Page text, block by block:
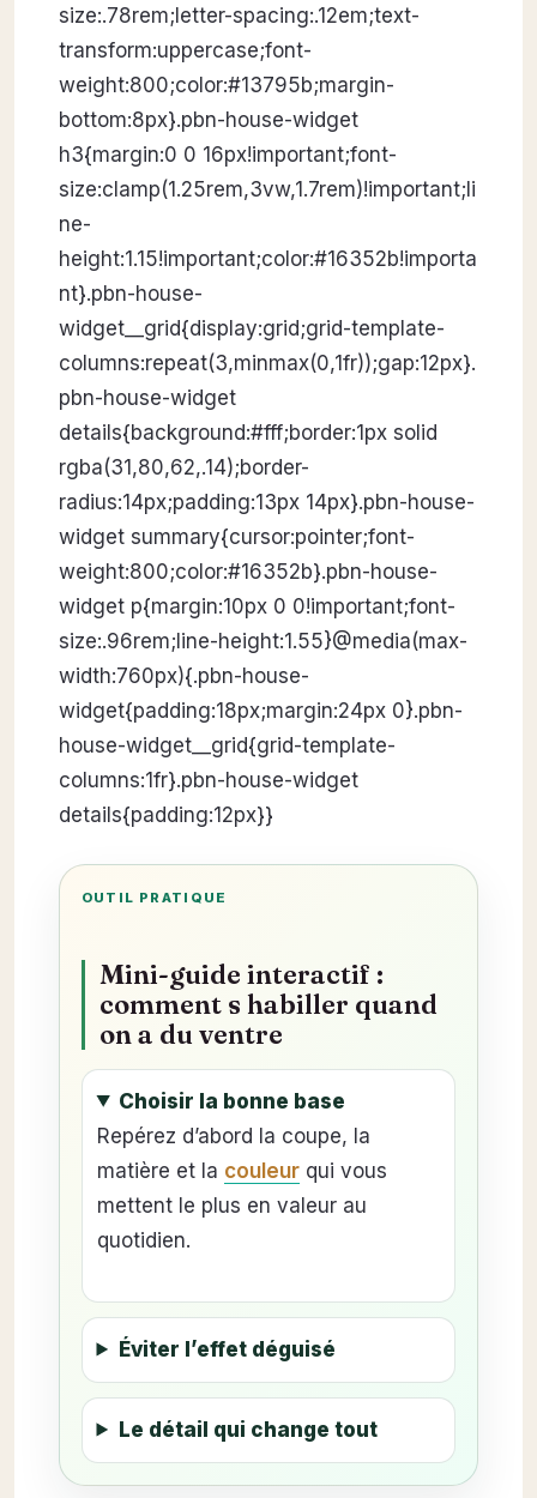
OUTIL PRATIQUE
Mini-guide interactif :
comment s habiller quand
on a du ventre
Choisir la bonne base
Repérez d’abord la coupe, la
matière et la couleurqui vous
mettent le plus en valeur au
quotidien.
Éviter l’effet déguisé
Le détail qui change tout